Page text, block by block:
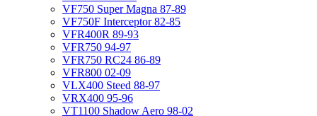
VF750 Super Magna 87-89
VF750F Interceptor 82-85
VFR400R 89-93
VFR750 94-97
VFR750 RC24 86-89
VFR800 02-09
VLX400 Steed 88-97
VRX400 95-96
VT1100 Shadow Aero 98-02